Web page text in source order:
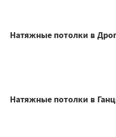
Натяжные потолки в
Натяжные потолки в